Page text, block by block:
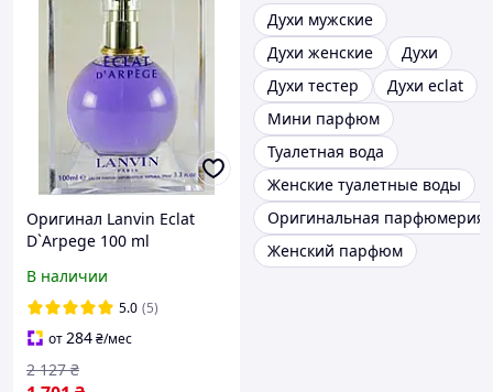
Оригинал Lanvin Eclat
D`Arpege 100 ml
В наличии
5.0 (5)
от284₴/мес
2 127 ₴
Духи мужские
Духи женские
Духи
Духи тестер
Духи eclat
Мини парфюм
Туалетная вода
Женские туалетные воды
Оригинальная парфюмерия
Женский парфюм